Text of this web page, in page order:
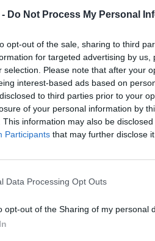
- Do Not Process My Personal
opt-out of the sale, sharing to third
for targeted advertising by
selection. Please note that after your
interest-based ads based on
to third parties prior to your
of your personal information by
This information may also be
Participants that may further disclose
Data Processing Opt Outs
opt-out of the Sharing of my personal
του και το κράνος της
να παίξει το
αφήνοντας
με το
άτομα άρχισαν να
και στη συνέχεια τα
έγιναν viral. Μόνο το
συγκέντρωσε